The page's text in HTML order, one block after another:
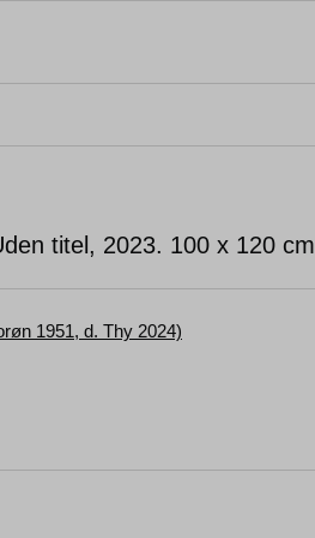
titel, 2023. 100 x 120 cm
1951, d. Thy 2024)